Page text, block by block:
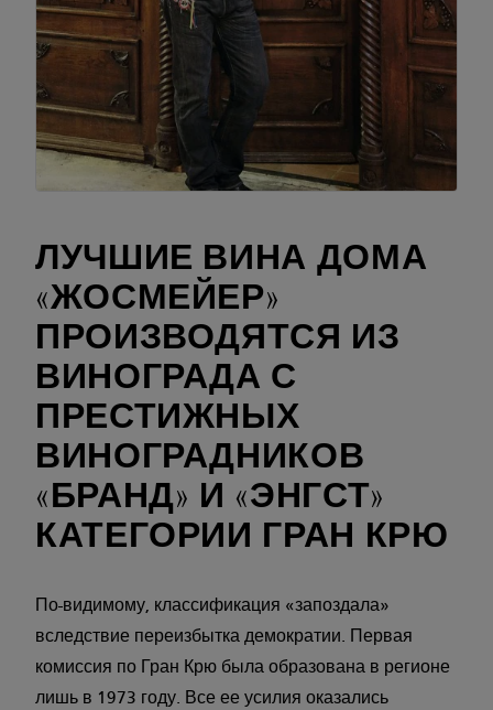
ЛУЧШИЕ ВИНА ДОМА
«ЖОСМЕЙЕР»
ПРОИЗВОДЯТСЯ ИЗ
ВИНОГРАДА С
ПРЕСТИЖНЫХ
ВИНОГРАДНИКОВ
«БРАНД» И «ЭНГСТ»
КАТЕГОРИИ ГРАН КРЮ
По-видимому, классификация «запоздала»
вследствие переизбытка демократии. Первая
комиссия по Гран Крю была образована в регионе
лишь в 1973 году. Все ее усилия оказались